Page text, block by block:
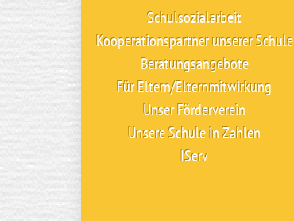
Schulsozialarbeit
Kooperationspartner unserer Schule
Beratungsangebote
Für Eltern/Elternmitwirkung
Unser Förderverein
Unsere Schule in Zahlen
IServ